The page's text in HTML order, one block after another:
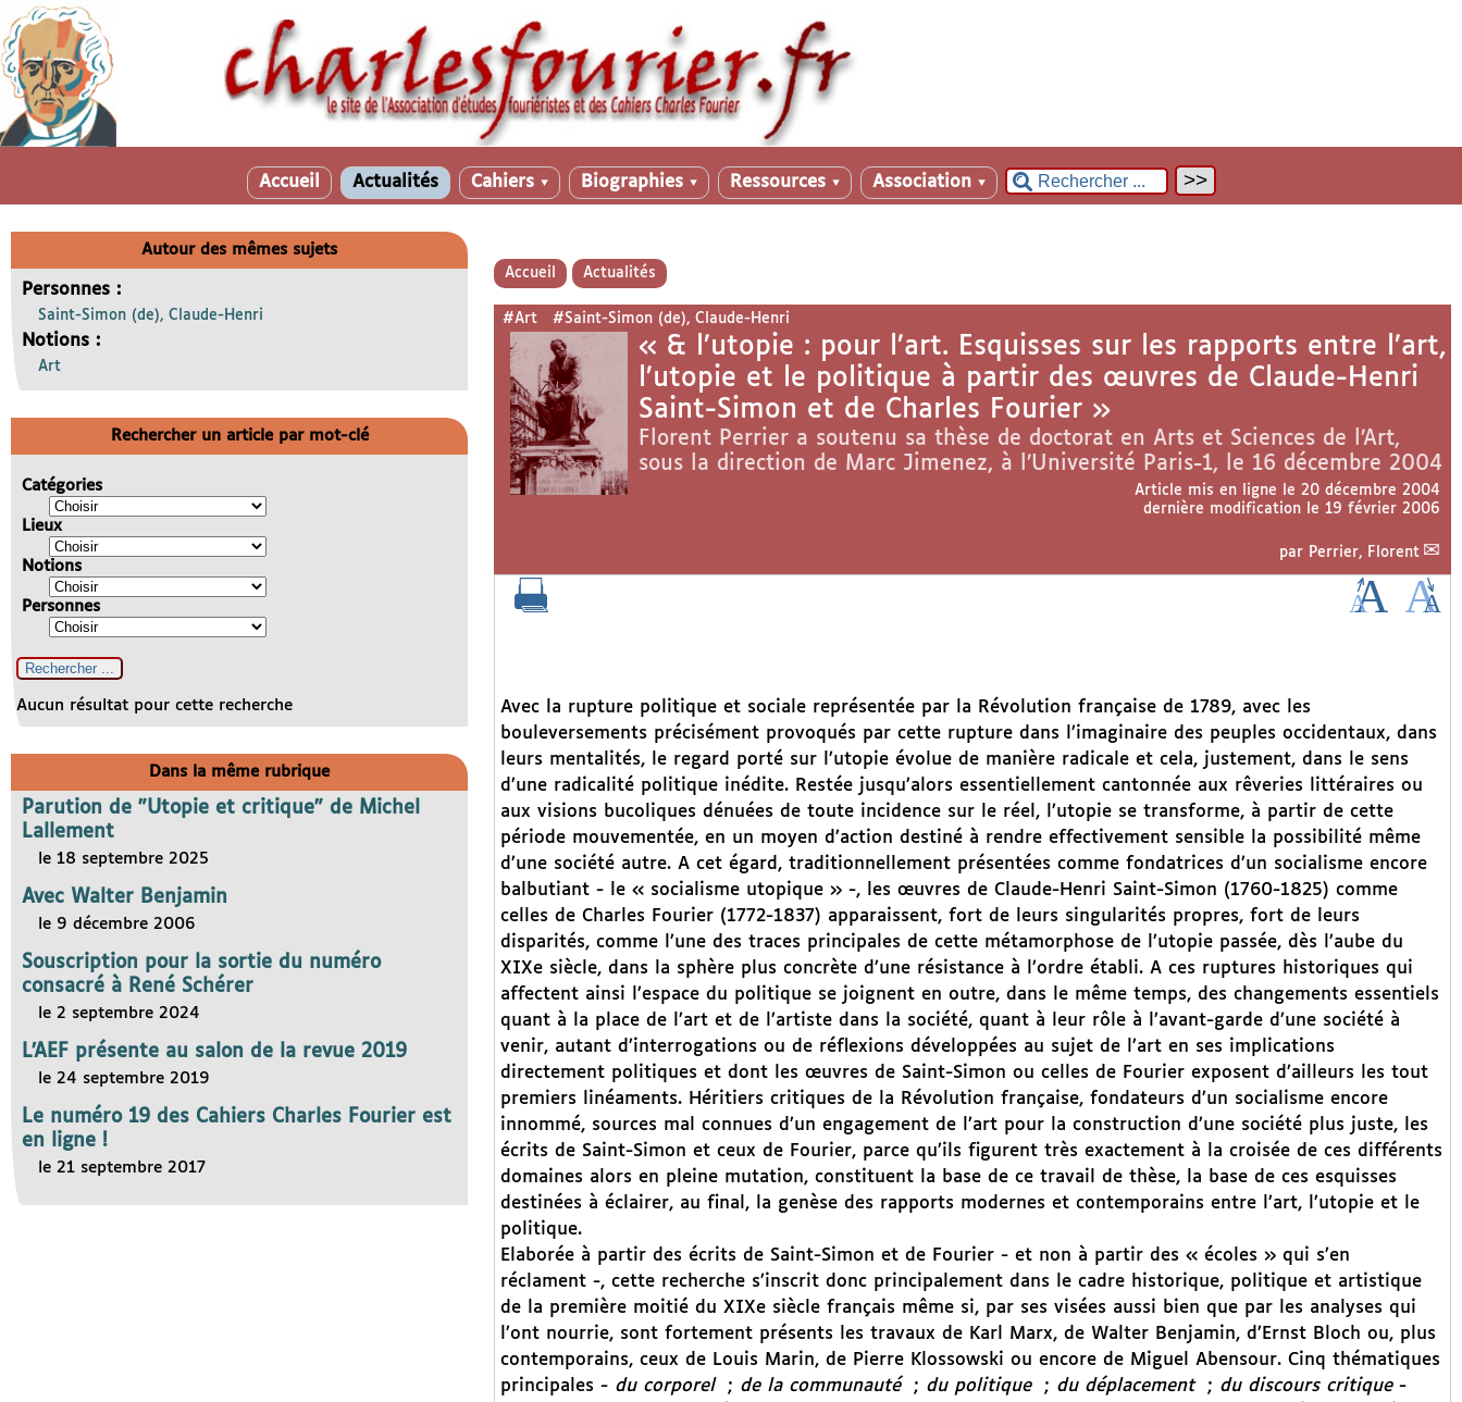
Accueil Actualités Cahiers ▼ Biographies ▼ Ressources ▼ Association ▼
Accueil Actualités
#Art #Saint-Simon (de), Claude-Henri
« & l’utopie : pour l’art. Esquisses sur les rapports entre l’art,
l’utopie et le politique à partir des œuvres de Claude-Henri
Saint-Simon et de Charles Fourier »
Florent Perrier a soutenu sa thèse de doctorat en Arts et Sciences de l’Art,
sous la direction de Marc Jimenez, à l’Université Paris-1, le 16 décembre 2004
Article mis en ligne le 20 décembre 2004
dernière modification le 19 février 2006
par Perrier, Florent
Avec la rupture politique et sociale représentée par la Révolution française de 1789, avec les
bouleversements précisément provoqués par cette rupture dans l’imaginaire des peuples occidentaux, dans
leurs mentalités, le regard porté sur l’utopie évolue de manière radicale et cela, justement, dans le sens
d’une radicalité politique inédite. Restée jusqu’alors essentiellement cantonnée aux rêveries littéraires ou
aux visions bucoliques dénuées de toute incidence sur le réel, l’utopie se transforme, à partir de cette
période mouvementée, en un moyen d’action destiné à rendre effectivement sensible la possibilité même
d’une société autre. A cet égard, traditionnellement présentées comme fondatrices d’un socialisme encore
balbutiant - le « socialisme utopique » -, les œuvres de Claude-Henri Saint-Simon (1760-1825) comme
celles de Charles Fourier (1772-1837) apparaissent, fort de leurs singularités propres, fort de leurs
disparités, comme l’une des traces principales de cette métamorphose de l’utopie passée, dès l’aube du
XIXe siècle, dans la sphère plus concrète d’une résistance à l’ordre établi. A ces ruptures historiques qui
affectent ainsi l’espace du politique se joignent en outre, dans le même temps, des changements essentiels
quant à la place de l’art et de l’artiste dans la société, quant à leur rôle à l’avant-garde d’une société à
venir, autant d’interrogations ou de réflexions développées au sujet de l’art en ses implications
directement politiques et dont les œuvres de Saint-Simon ou celles de Fourier exposent d’ailleurs les tout
premiers linéaments. Héritiers critiques de la Révolution française, fondateurs d’un socialisme encore
innommé, sources mal connues d’un engagement de l’art pour la construction d’une société plus juste, les
écrits de Saint-Simon et ceux de Fourier, parce qu’ils figurent très exactement à la croisée de ces différents
domaines alors en pleine mutation, constituent la base de ce travail de thèse, la base de ces esquisses
destinées à éclairer, au final, la genèse des rapports modernes et contemporains entre l’art, l’utopie et le
politique.
Elaborée à partir des écrits de Saint-Simon et de Fourier - et non à partir des « écoles » qui s’en
réclament -, cette recherche s’inscrit donc principalement dans le cadre historique, politique et artistique
de la première moitié du XIXe siècle français même si, par ses visées aussi bien que par les analyses qui
l’ont nourrie, sont fortement présents les travaux de Karl Marx, de Walter Benjamin, d’Ernst Bloch ou, plus
contemporains, ceux de Louis Marin, de Pierre Klossowski ou encore de Miguel Abensour. Cinq thématiques
principales - du corporel ; de la communauté ; du politique ; du déplacement ; du discours critique-
Autour des mêmes sujets
Personnes :
Saint-Simon (de), Claude-Henri
Notions :
Art
Rechercher un article par mot-clé
Catégories
Lieux
Notions
Personnes
Aucun résultat pour cette recherche
Dans la même rubrique
Parution de "Utopie et critique" de Michel
Lallement
le 18 septembre 2025
Avec Walter Benjamin
le 9 décembre 2006
Souscription pour la sortie du numéro
consacré à René Schérer
le 2 septembre 2024
L’AEF présente au salon de la revue 2019
le 24 septembre 2019
Le numéro 19 des Cahiers Charles Fourier est
en ligne !
le 21 septembre 2017